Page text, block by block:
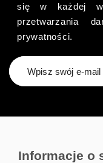
się w każdej
przetwarzania
prywatności.
Informacje o